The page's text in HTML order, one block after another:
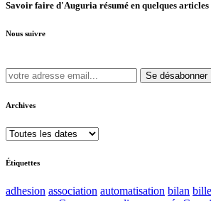
Savoir faire d'Auguria résumé en quelques articles
Nous suivre
Se désabonner
Archives
Étiquettes
adhesion association automatisation bilan